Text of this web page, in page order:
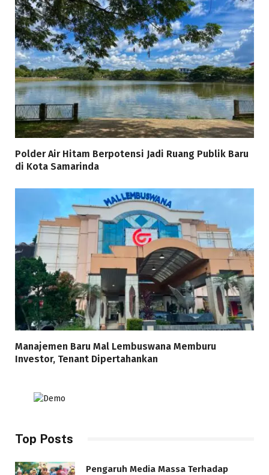
Polder Air Hitam Berpotensi Jadi Ruang Publik Baru
di Kota Samarinda
Manajemen Baru Mal Lembuswana Memburu
Investor, Tenant Dipertahankan
Top Posts
Pengaruh Media Massa Terhadap